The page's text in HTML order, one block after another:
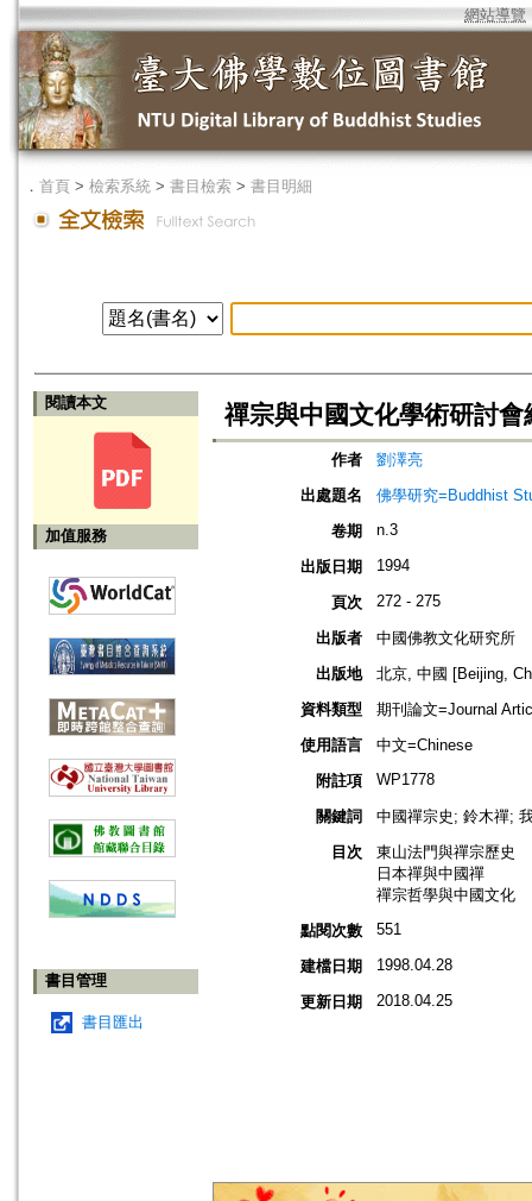
網站導覽
． 首頁 > 檢索系統 > 書目檢索 > 書目明細
閱讀本文
加值服務
書目管理
書目匯出
禪宗與中國文化學術研討會
作者
劉澤亮
出處題名
佛學研究=Buddhist
卷期
n.3
出版日期 1994
頁次 272 - 275
出版者
中國佛教文化研究所
出版地
北京, 中國 [Beijing,
資料類型
期刊論文=Journal
使用語言
中文=Chinese
附註項
WP1778
關鍵詞
中國禪宗史; 鈴木禪;
目次
東山法門與禪宗歷史
日本禪與中國禪
禪宗哲學與中國文化
點閱次數
551
建檔日期 1998.04.28
更新日期 2018.04.25